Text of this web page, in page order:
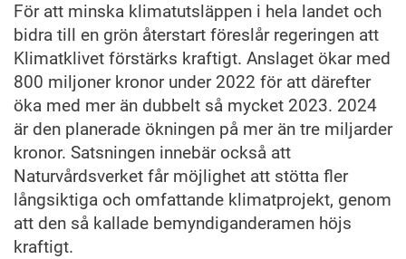
För att minska klimatutsläppen i hela landet och
bidra till en grön återstart föreslår regeringen att
Klimatklivet förstärks kraftigt. Anslaget ökar med
800 miljoner kronor under 2022 för att därefter
öka med mer än dubbelt så mycket 2023. 2024
är den planerade ökningen på mer än tre miljarder
kronor. Satsningen innebär också att
Naturvårdsverket får möjlighet att stötta fler
långsiktiga och omfattande klimatprojekt, genom
att den så kallade bemyndiganderamen höjs
kraftigt.